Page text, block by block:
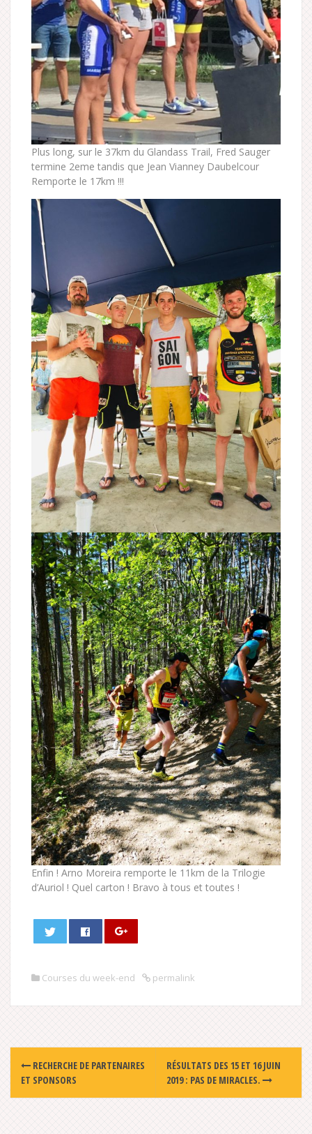
Plus long, sur le 37km du Glandass Trail, Fred Sauger
termine 2eme tandis que Jean Vianney Daubelcour
Remporte le 17km !!!
Enfin ! Arno Moreira remporte le 11km de la Trilogie
d’Auriol ! Quel carton ! Bravo à tous et toutes !
Courses du week-end permalink
Post
navigation
RECHERCHE DE PARTENAIRES
ET SPONSORS
RÉSULTATS DES 15 ET 16 JUIN
2019 : PAS DE MIRACLES.